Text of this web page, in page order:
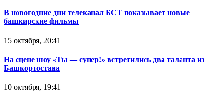
В новогодние дни телеканал БСТ показывает новые
башкирские фильмы
15 октября, 20:41
На сцене шоу «Ты — супер!» встретились два таланта из
Башкортостана
10 октября, 19:41